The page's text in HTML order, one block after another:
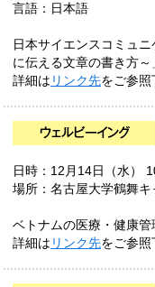
言語：日本語
日本サイエンスコミュ
に伝える文章の書き方
詳細は リンク先をご参照
日時：12月14日（水）
場所：名古屋大学鶴舞
ベトナムの医療・健康
詳細は リンク先をご参照